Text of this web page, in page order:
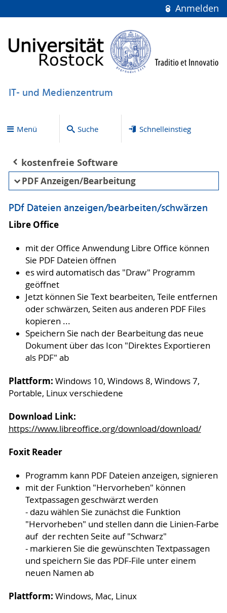
Anmelden
IT- und Medienzentrum
Menü Suche Schnelleinstieg
kostenfreie Software
PDF Anzeigen/Bearbeitung
PDf Dateien anzeigen/bearbeiten/schwärzen
Libre Office
mit der Office Anwendung Libre Office können
Sie PDF Dateien öffnen
es wird automatisch das "Draw" Programm
geöffnet
Jetzt können Sie Text bearbeiten, Teile entfernen
oder schwärzen, Seiten aus anderen PDF Files
kopieren ...
Speichern Sie nach der Bearbeitung das neue
Dokument über das Icon "Direktes Exportieren
als PDF" ab
Plattform: Windows 10, Windows 8, Windows 7,
Portable, Linux verschiedene
Download Link:
https://www.libreoffice.org/download/download/
Foxit Reader
Programm kann PDF Dateien anzeigen, signieren
mit der Funktion "Hervorheben" können
Textpassagen geschwärzt werden
- dazu wählen Sie zunächst die Funktion
"Hervorheben" und stellen dann die Linien-Farbe
auf der rechten Seite auf "Schwarz"
- markieren Sie die gewünschten Textpassagen
und speichern Sie das PDF-File unter einem
neuen Namen ab
Plattform: Windows, Mac, Linux